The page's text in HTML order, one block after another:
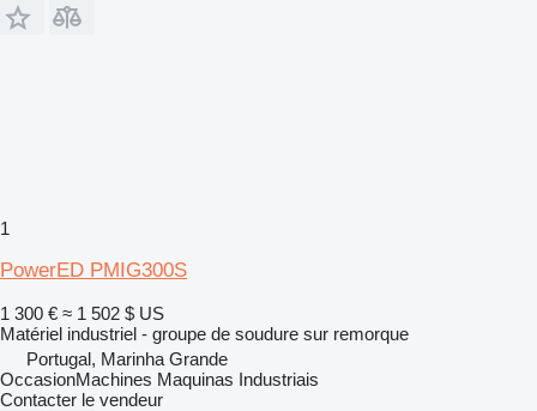
1
PowerED PMIG300S
1 300 € ≈ 1 502 $ US
Matériel industriel - groupe de soudure sur remorque
Portugal, Marinha Grande
OccasionMachines Maquinas Industriais
Contacter le vendeur